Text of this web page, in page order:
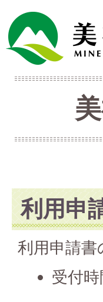
利用申
利用申請書
受付